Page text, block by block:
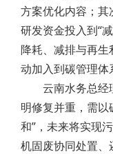
方案优化内容；
研发资金投入到“
降耗、减排与再
动加入到碳管理体
云南水务总经
明修复并重，需以
和”，未来将实现
机固废协同处置、